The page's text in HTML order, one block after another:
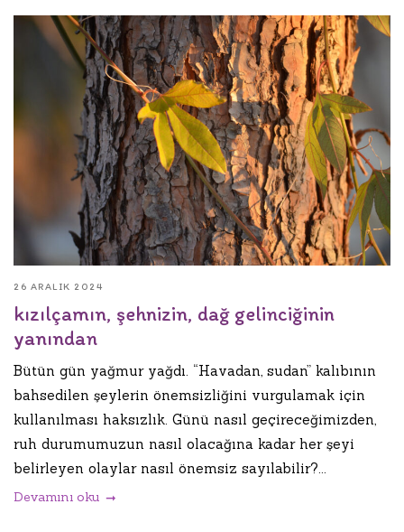
26 ARALIK 2024
kızılçamın, şehnizin, dağ gelinciğinin
yanından
Bütün gün yağmur yağdı. “Havadan, sudan” kalıbının
bahsedilen şeylerin önemsizliğini vurgulamak için
kullanılması haksızlık. Günü nasıl geçireceğimizden,
ruh durumumuzun nasıl olacağına kadar her şeyi
belirleyen olaylar nasıl önemsiz sayılabilir?...
Devamını oku